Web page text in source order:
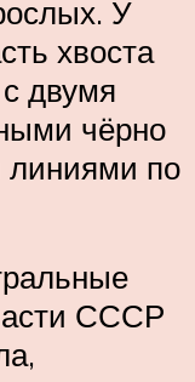
У
хвоста
двумя
чёрно
по
СССР